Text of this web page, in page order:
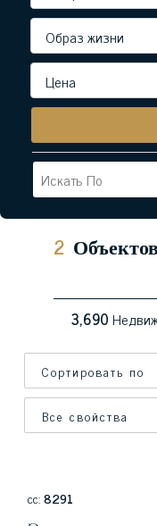
2
3,690
сс:8291